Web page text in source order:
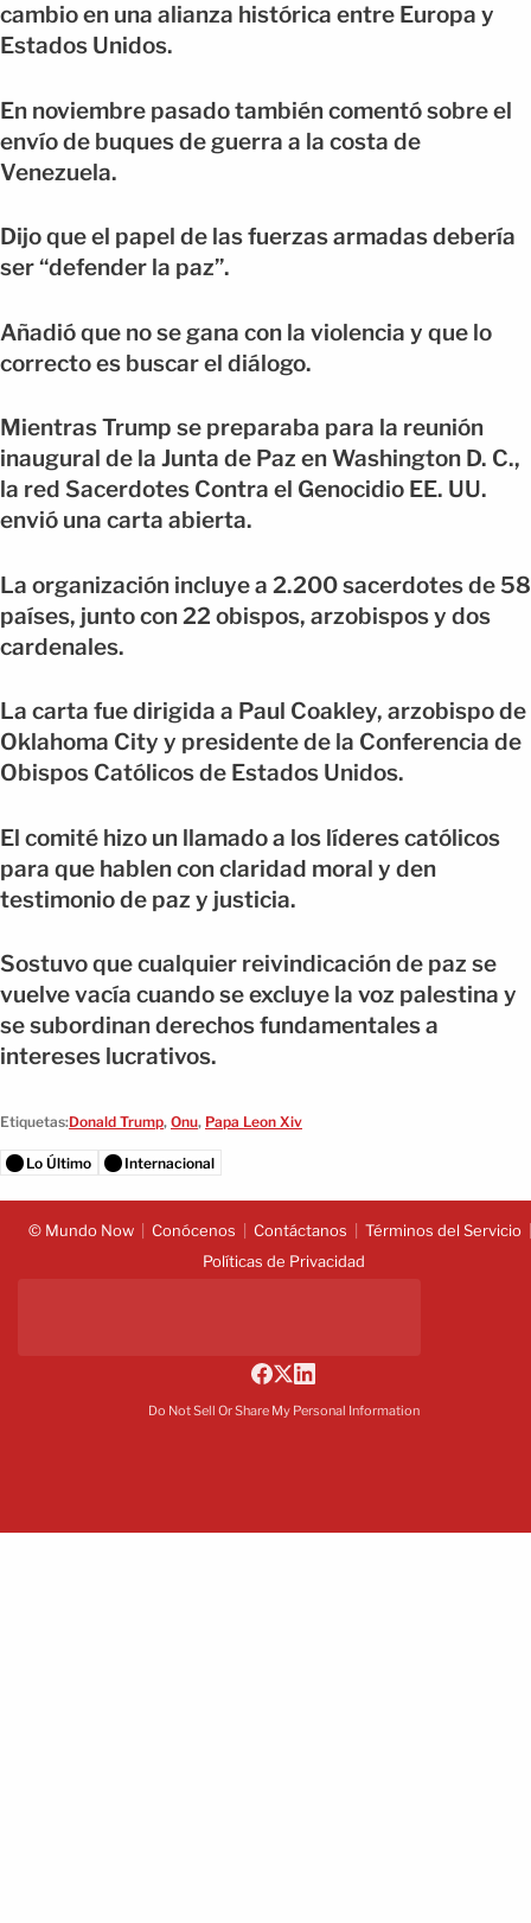
cambio en una alianza histórica entre Europa y
Estados Unidos.
En noviembre pasado también comentó sobre el
envío de buques de guerra a la costa de
Venezuela.
Dijo que el papel de las fuerzas armadas debería
ser “defender la paz”.
Añadió que no se gana con la violencia y que lo
correcto es buscar el diálogo.
Mientras Trump se preparaba para la reunión
inaugural de la Junta de Paz en Washington D. C.,
la red Sacerdotes Contra el Genocidio EE. UU.
envió una carta abierta.
La organización incluye a 2.200 sacerdotes de 58
países, junto con 22 obispos, arzobispos y dos
cardenales.
La carta fue dirigida a Paul Coakley, arzobispo de
Oklahoma City y presidente de la Conferencia de
Obispos Católicos de Estados Unidos.
El comité hizo un llamado a los líderes católicos
para que hablen con claridad moral y den
testimonio de paz y justicia.
Sostuvo que cualquier reivindicación de paz se
vuelve vacía cuando se excluye la voz palestina y
se subordinan derechos fundamentales a
intereses lucrativos.
Etiquetas:Donald Trump, Onu, Papa Leon Xiv
Lo Último Internacional
© Mundo Now Conócenos Contáctanos
Términos del Servicio
Políticas de Privacidad
Do Not Sell Or Share My Personal Information